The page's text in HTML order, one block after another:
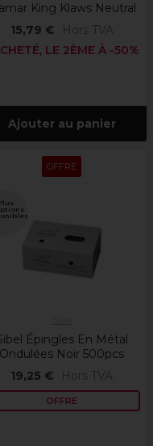
King Klaws Neutral
15,79 €
Hors TVA
LE 2ÈME À -50%
Ajouter au panier
OFFRE
Épingles En Métal
Ondulées Noir 500pcs
19,25 €
Hors TVA
OFFRE